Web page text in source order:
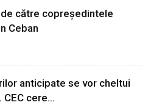
către copreședintele
Ceban
anticipate se vor cheltui
cere...